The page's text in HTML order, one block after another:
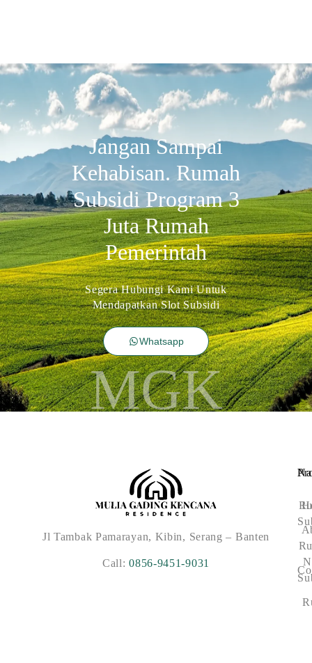
Jangan Sampai
Kehabisan. Rumah
Subsidi Program 3
Juta Rumah
Pemerintah
Segera Hubungi Kami Untuk
Mendapatkan Slot Subsidi
Whatsapp
MGK
Jl Tambak Pamarayan, Kibin, Serang – Banten
Call:0856-9451-9031